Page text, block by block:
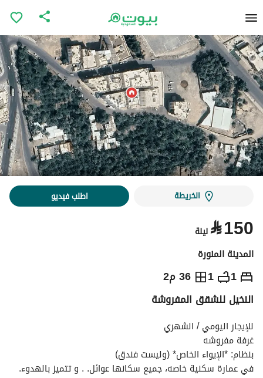
الخريطة اطلب فيديو
⃁150 ليلة
المدينة المنورة
1
1 36 م2 ⃁
150 يومياً
السياحة الاماكن القريبة
النخيل للشقق المفروشة
للإيجار اليومي / الشهري
غرفة مفروشه
بنظام: *الإيواء الخاص* (وليست فندق)
في عمارة سكنية خاصه، جميع سكانها عوائل. . و تتميز بالهدوء.